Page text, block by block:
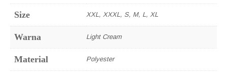
Size XXL, XXXL, S, M, L, XL
Warna Light Cream
Material Polyester